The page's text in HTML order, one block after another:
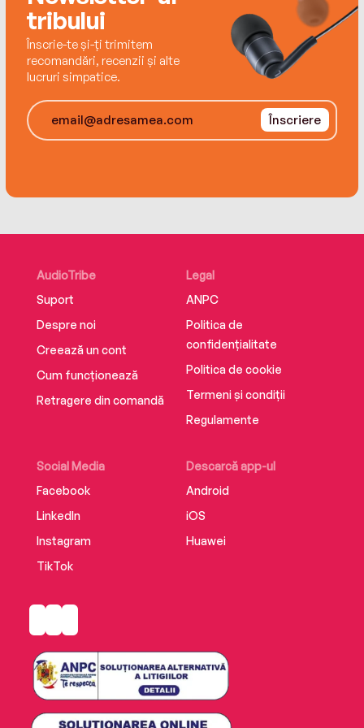
tribului
Înscrie-te și-ți trimitem
recomandări, recenzii și alte
lucruri simpatice.
Înscriere
AudioTribe
Suport
Despre noi
Creează un cont
Cum funcționează
Retragere din comandă
Social Media
Facebook
LinkedIn
Instagram
TikTok
Descarcă app-ul
Android
iOS
Huawei
Legal
ANPC
Politica de
confidențialitate
Politica de cookie
Termeni și condiții
Regulamente